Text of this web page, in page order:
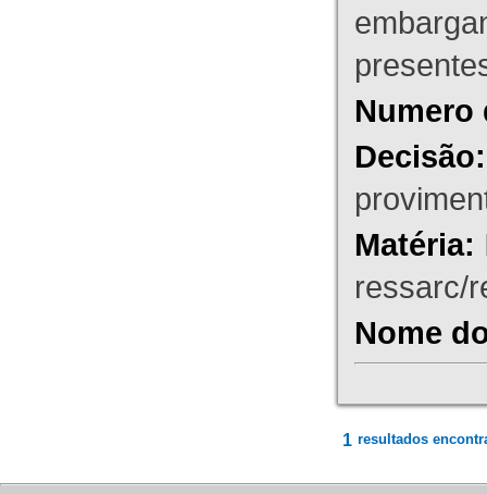
Numero
Decisão:
Matéria:
ressarc/
Nome
1 resultados